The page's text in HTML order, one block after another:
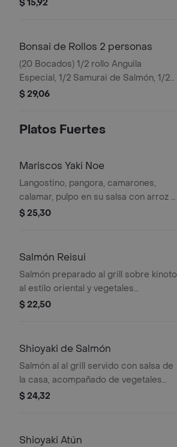
$ 15,92
Bonsai de Rollos 2 personas
(20 Bocados) 1/2 rollo Anguila
Especial, 1/2 Samurai de Salmón, 1/2
California Especial, 1/2 Tokyo y 1/2
$ 29,06
Platos Fuertes
Mariscos Yaki Noe
Langostino, pangora, camarones,
calamar, pulpo en su salsa con arroz al
wok.
$ 25,30
Salmón Reisui
Salmón preparado al grill sobre kinoto
al estilo oriental y vegetales
salteados, acompañado con salsa de
$ 22,50
Shioyaki de Salmón
Salmón al al grill servido con salsa de
la casa, acompañado de vegetales
salteados y arroz frito.
$ 24,32
Shioyaki Atún